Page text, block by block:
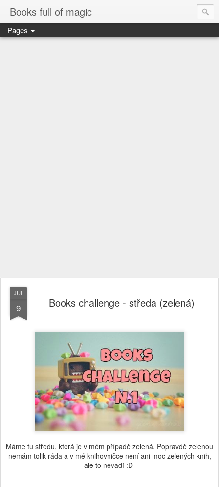
Books full of magic
Pages
JUL
9 Books challenge - středa (zelená)
Máme tu středu, která je v mém případě zelená. Popravdě zelenou
nemám tolik ráda a v mé knihovničce není ani moc zelených knih,
ale to nevadí :D